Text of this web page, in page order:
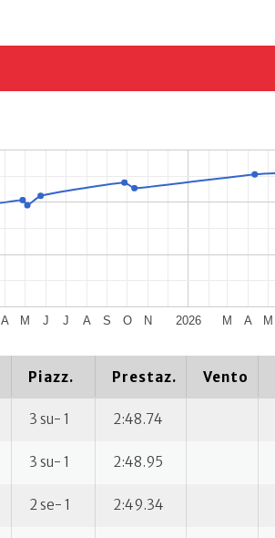
2026
A M J J A S O N M A M
Piazz. Prestaz. Vento
3 su- 1 2:48.74
3 su- 1 2:48.95
2 se- 1 2:49.34